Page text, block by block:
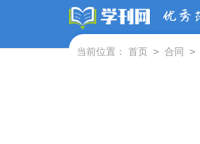
当前位置： 首页 > 合同 >